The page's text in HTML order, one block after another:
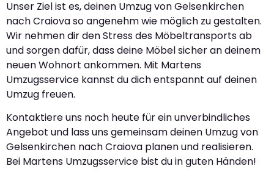
Unser Ziel ist es, deinen Umzug von Gelsenkirchen
nach Craiova so angenehm wie möglich zu gestalten.
Wir nehmen dir den Stress des Möbeltransports ab
und sorgen dafür, dass deine Möbel sicher an deinem
neuen Wohnort ankommen. Mit Martens
Umzugsservice kannst du dich entspannt auf deinen
Umzug freuen.
Kontaktiere uns noch heute für ein unverbindliches
Angebot und lass uns gemeinsam deinen Umzug von
Gelsenkirchen nach Craiova planen und realisieren.
Bei Martens Umzugsservice bist du in guten Händen!